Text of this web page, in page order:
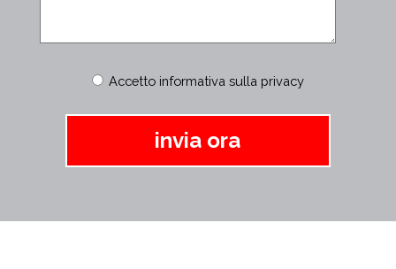
Accetto informativa sulla privacy